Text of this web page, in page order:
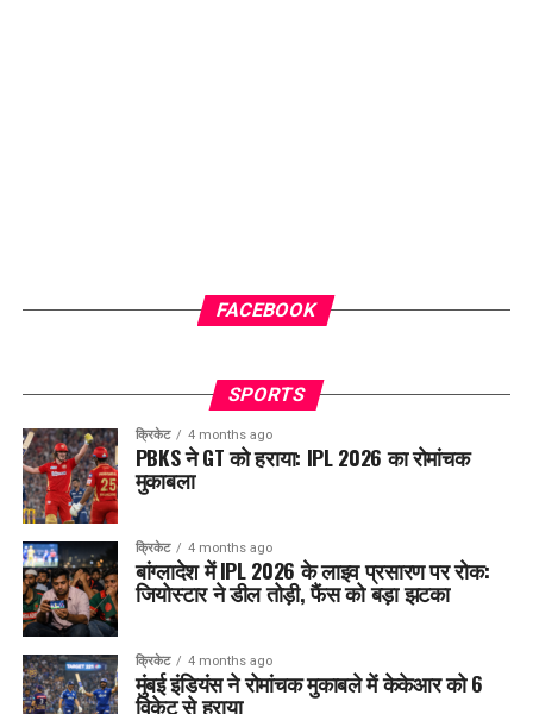
FACEBOOK
SPORTS
क्रिकेट 4 months ago
PBKS ने GT को हराया: IPL 2026 का रोमांचक
मुकाबला
क्रिकेट 4 months ago
बांग्लादेश में IPL 2026 के लाइव प्रसारण पर रोक:
जियोस्टार ने डील तोड़ी, फैंस को बड़ा झटका
क्रिकेट 4 months ago
मुंबई इंडियंस ने रोमांचक मुकाबले में केकेआर को 6
विकेट से हराया